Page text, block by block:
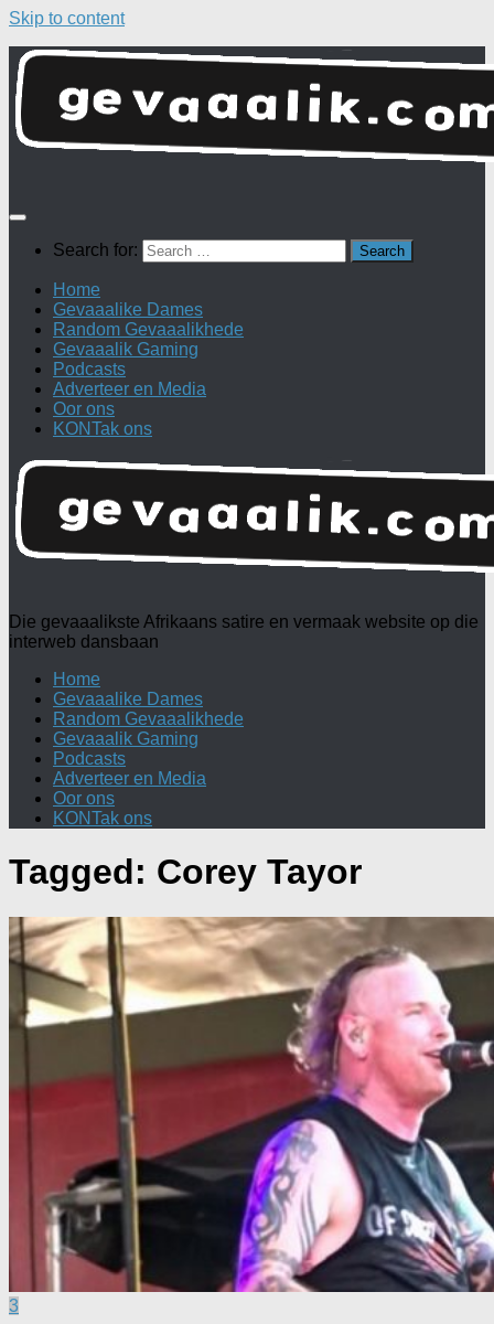
Skip to content
Search for:
Home
Gevaaalike Dames
Random Gevaaalikhede
Gevaaalik Gaming
Podcasts
Adverteer en Media
Oor ons
KONTak ons
Die gevaaalikste Afrikaans satire en vermaak website op die
interweb dansbaan
Home
Gevaaalike Dames
Random Gevaaalikhede
Gevaaalik Gaming
Podcasts
Adverteer en Media
Oor ons
KONTak ons
Tagged: Corey Tayor
3